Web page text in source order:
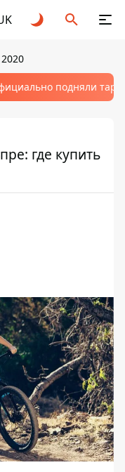
подняли
где купить